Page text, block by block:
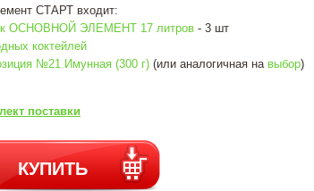
СТАРТ входит:
ОСНОВНОЙ ЭЛЕМЕНТ 17 литров - 3 шт
коктейлей
№21 Имунная (300 г) (или аналогичная на выбор)
поставки
КУПИТЬ